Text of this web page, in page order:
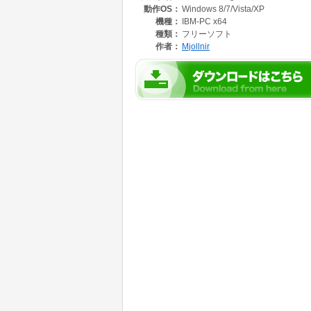
タブ表示型のファイルマネージャーです。フ
をいくつ開いてもウインドウが画面に散らば
き、クリックひとつで手前に表示できますの
GUIにWPFを使用していますので、オペレー
ます。
アプリケーション本体はシンプルなファイル
動作OS： Windows 8/7/Vista/XP
機種：
IBM-PC x64
種類： フリーソフト
作者： Mjollnir